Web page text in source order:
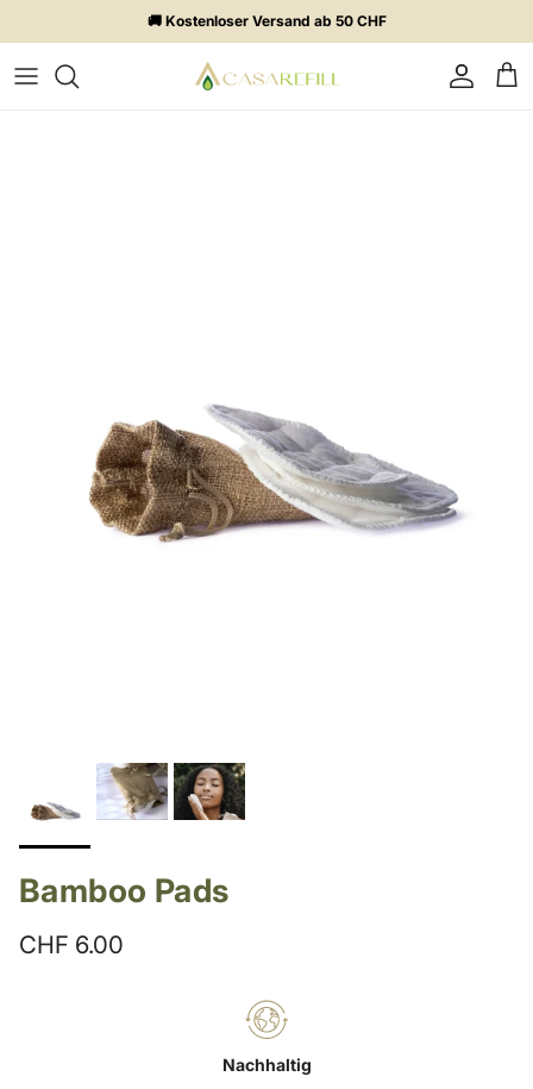
🚚 Kostenloser Versand ab 50 CHF
Konto
Bamboo Pads
Normaler Preis
CHF 6.00
Nachhaltig